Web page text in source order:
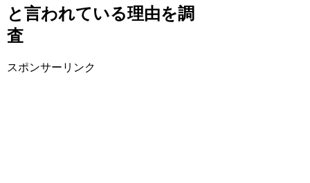
と言われている理由を調
査
スポンサーリンク